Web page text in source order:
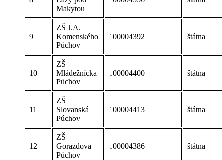
Makytou
9
ZŠ J.A.
Komenského
Púchov
100004392 štátna
10
ZŠ
Mládežnícka
Púchov
100004400 štátna
11
ZŠ
Slovanská
Púchov
100004413 štátna
12
ZŠ
Gorazdova
Púchov
100004386 štátna